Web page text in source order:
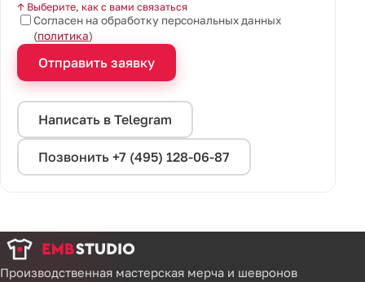
↑ Выберите, как с вами связаться
Согласен на обработку персональных данных
(политика)
Отправить заявку
Написать в Telegram
Позвонить +7 (495) 128-06-87
Производственная мастерская мерча и шевронов